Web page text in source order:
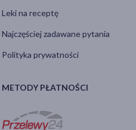
Leki na receptę
Najczęściej zadawane pytania
Polityka prywatności
METODY PŁATNOŚCI